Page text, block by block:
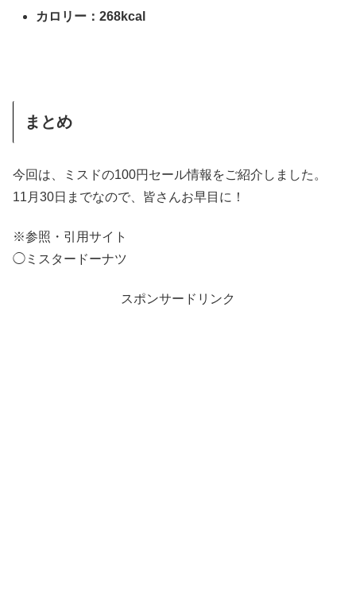
カロリー：268kcal
まとめ
今回は、ミスドの100円セール情報をご紹介しました。
11月30日までなので、皆さんお早目に！
※参照・引用サイト
◯ミスタードーナツ
スポンサードリンク